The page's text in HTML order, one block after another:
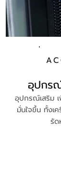
อุปกร
อุปกรณ์เสริม
มั่นใจขึ้น ทั้งเ
รัด